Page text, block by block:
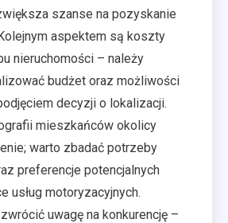
szanse na pozyskanie
aspektem są koszty
nieruchomości – należy
budżet oraz możliwości
decyzji o lokalizacji.
mieszkańców okolicy
warto zbadać potrzeby
preferencje potencjalnych
usług motoryzacyjnych.
uwagę na konkurencję –